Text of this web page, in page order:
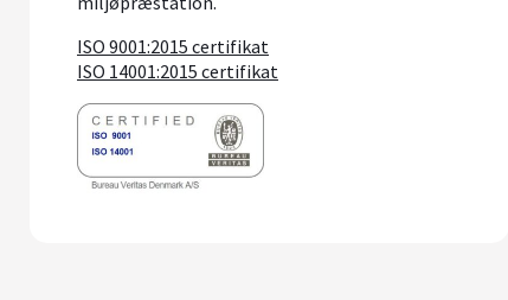
ISO 9001:2015 certifikat
ISO 14001:2015 certifikat